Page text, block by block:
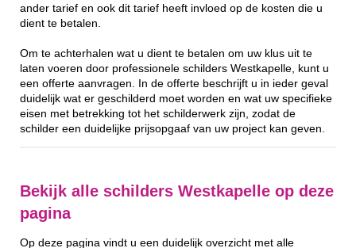
ander tarief en ook dit tarief heeft invloed op de kosten die u
dient te betalen.
Om te achterhalen wat u dient te betalen om uw klus uit te
laten voeren door professionele schilders Westkapelle, kunt u
een offerte aanvragen. In de offerte beschrijft u in ieder geval
duidelijk wat er geschilderd moet worden en wat uw specifieke
eisen met betrekking tot het schilderwerk zijn, zodat de
schilder een duidelijke prijsopgaaf van uw project kan geven.
Bekijk alle schilders Westkapelle op deze
pagina
Op deze pagina vindt u een duidelijk overzicht met alle